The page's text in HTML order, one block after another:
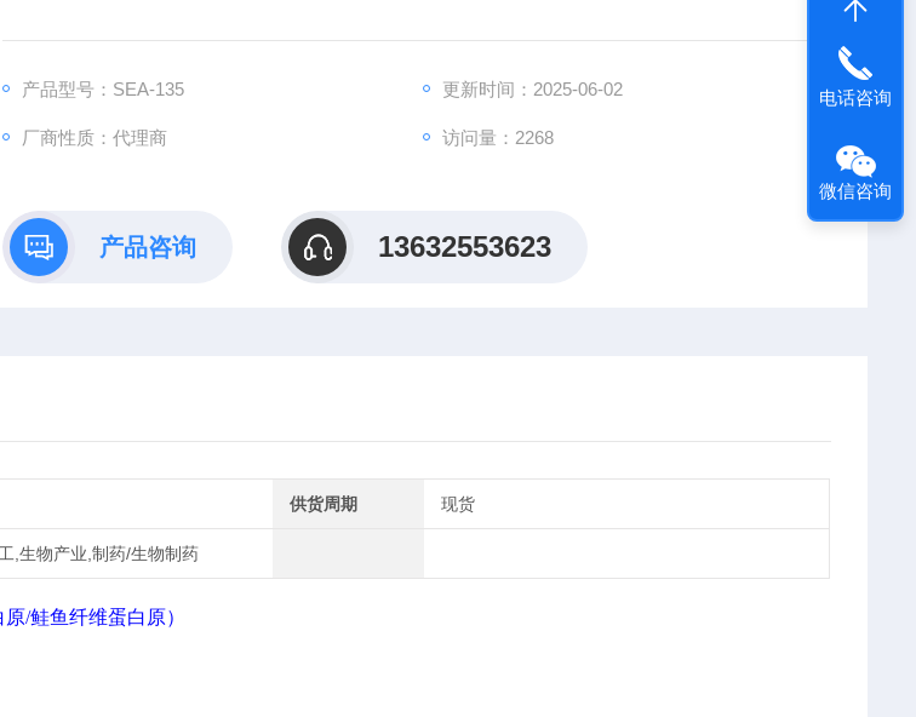
产品型号：SEA-135 更新时间：2025-06-02
厂商性质：代理商 访问量：2268
产品咨询 13632553623
供货周期 现货
,生物产业,制药/生物制药
/鲑鱼纤维蛋白原）
电话咨询
微信咨询